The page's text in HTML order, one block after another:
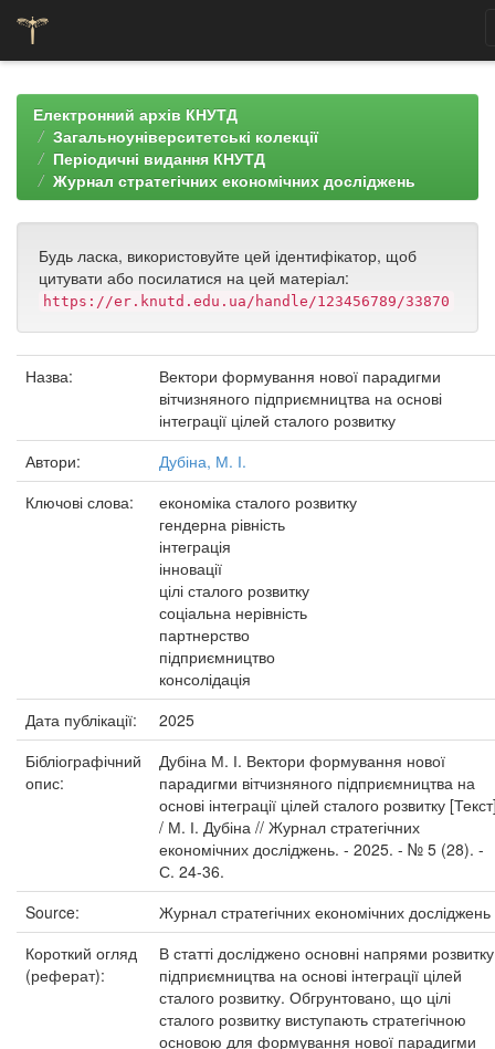
navigationЕлектронний архів КНУТД
Загальноуніверситетські колекції
Періодичні видання КНУТД
Журнал стратегічних економічних досліджень
Будь ласка, використовуйте цей ідентифікатор, щоб
цитувати або посилатися на цей матеріал:
https://er.knutd.edu.ua/handle/123456789/33870
Назва:
Вектори формування нової парадигми
вітчизняного підприємництва на основі
інтеграції цілей сталого розвитку
Автори:
Дубіна, М. І.
Ключові слова:
економіка сталого розвитку
гендерна рівність
інтеграція
інновації
цілі сталого розвитку
соціальна нерівність
партнерство
підприємництво
консолідація
Дата публікації:
2025
Бібліографічний
опис:
Дубіна М. І. Вектори формування нової
парадигми вітчизняного підприємництва на
основі інтеграції цілей сталого розвитку
/ М. І. Дубіна // Журнал стратегічних
економічних досліджень. - 2025. - № 5 (28). -
С. 24-36.
Source:
Журнал стратегічних економічних досліджень
Короткий огляд
(реферат):
В статті досліджено основні напрями розвитку
підприємництва на основі інтеграції цілей
сталого розвитку. Обгрунтовано, що цілі
сталого розвитку виступають стратегічною
основою для формування нової парадигми